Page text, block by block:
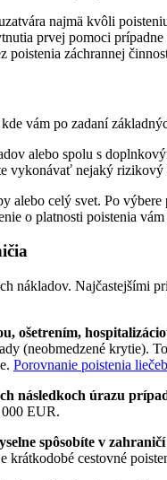
najmä kvôli
prvej pomoci
poistenia záchrannej
vám po zadaní
alebo spolu s
vykonávať nejaký
alebo celý svet. Po
o platnosti poistenia
nákladov. Najčastejšími
ošetrením,
(neobmedzené krytie).
Porovnanie poistenia
následkoch úrazu
EUR.
spôsobíte v
cestovné